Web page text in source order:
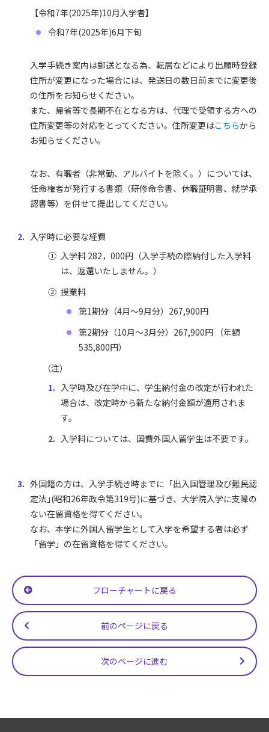
【令和7年(2025年)10月入学者】
令和7年(2025年)6月下旬
入学手続き案内は郵送となる為、転居などにより出願時登録
住所が変更になった場合には、発送日の数日前までに変更後
の住所をお知らせください。
また、帰省等で長期不在となる方は、代理で受領する方への
住所変更等の対応をとってください。住所変更はこちらから
お知らせください。
なお、有職者（非常勤、アルバイトを除く。）については、
任命権者が発行する書類（研修命令書、休職証明書、就学承
認書等）を併せて提出してください。
入学時に必要な経費
① 入学料 282，000円（入学手続の際納付した入学料
は、返還いたしません。）
② 授業料
第1期分（4月～9月分）267,900円
第2期分（10月～3月分）267,900円 （年額
535,800円）
入学時及び在学中に、学生納付金の改定が行われた
場合は、改定時から新たな納付金額が適用されま
す。
入学料については、国費外国人留学生は不要です。
外国籍の方は、入学手続き時までに「出入国管理及び難民認
定法｣(昭和26年政令第319号)に基づき、大学院入学に支障の
ない在留資格を得てください。
なお、本学に外国人留学生として入学を希望する者は必ず
「留学」の在留資格を得てください。
フローチャートに戻る
前のページに戻る
次のページに進む